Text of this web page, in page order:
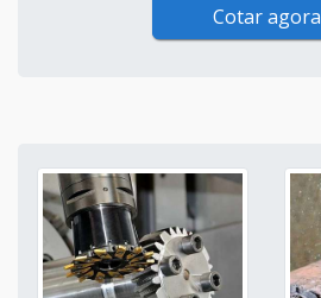
Cotar agora